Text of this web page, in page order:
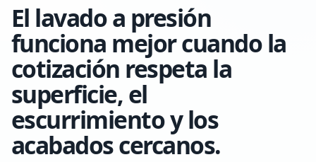
El lavado a presión
funciona mejor cuando la
cotización respeta la
superficie, el
escurrimiento y los
acabados cercanos.